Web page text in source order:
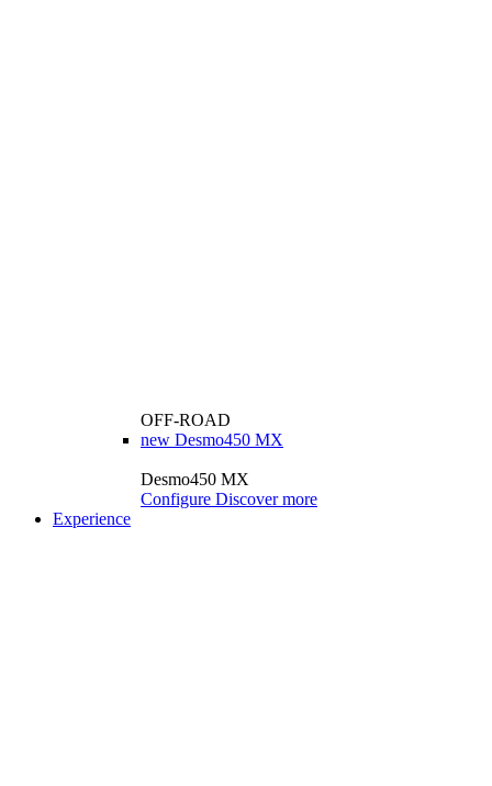
OFF-ROAD
new Desmo450 MX
Desmo450 MX
Configure Discover more
Experience